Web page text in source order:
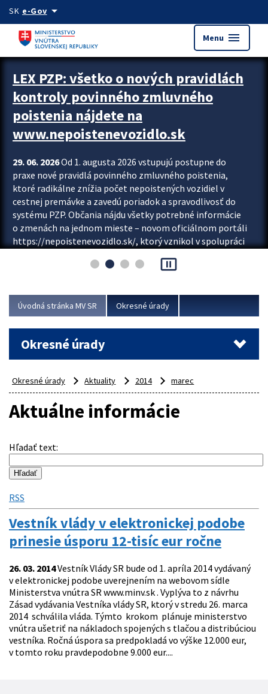
Preskocit na hlavný obsah
SK e-Govarrow_drop_down
Menu menu
Zastavit automatický posun upútavok
LEX PZP: všetko o nových pravidlách
kontroly povinného zmluvného
poistenia nájdete na
www.nepoistenevozidlo.sk
29. 06. 2026Od 1. augusta 2026 vstupujú postupne do
praxe nové pravidlá povinného zmluvného poistenia,
ktoré radikálne znížia počet nepoistených vozidiel v
cestnej premávke a zavedú poriadok a spravodlivosť do
systému PZP. Občania nájdu všetky potrebné informácie
o zmenách na jednom mieste – novom oficiálnom portáli
https://nepoistenevozidlo.sk/, ktorý vznikol v spolupráci
asociácie poisťovní (SLASPO) a Ministerstva vnútra SR.
Viac
pause_presentation
Úvodná stránka MV SR Okresné úrady
Okresné úrady
Okresné úrady Aktuality 2014 marec
Aktuálne informácie
Hľadať text:
RSS
Vestník vlády v elektronickej podobe
prinesie úsporu 12-tisíc eur ročne
26. 03. 2014Vestník Vlády SR bude od 1. apríla 2014 vydávaný
v elektronickej podobe uverejnením na webovom sídle
Ministerstva vnútra SR www.minv.sk . Vyplýva to z návrhu
Zásad vydávania Vestníka vlády SR, ktorý v stredu 26. marca
2014 schválila vláda. Týmto krokom plánuje ministerstvo
vnútra ušetriť na nákladoch spojených s tlačou a distribúciou
vestníka. Ročná úspora sa predpokladá vo výške 12.000 eur,
v tomto roku pravdepodobne 9.000 eur....